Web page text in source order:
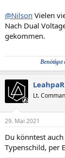
@Nilson Vielen
Nach Dual
gekommen.
Benötigst
LeahpaR
Lt.
29. Mai 2021
Du könntest
Typenschild, per